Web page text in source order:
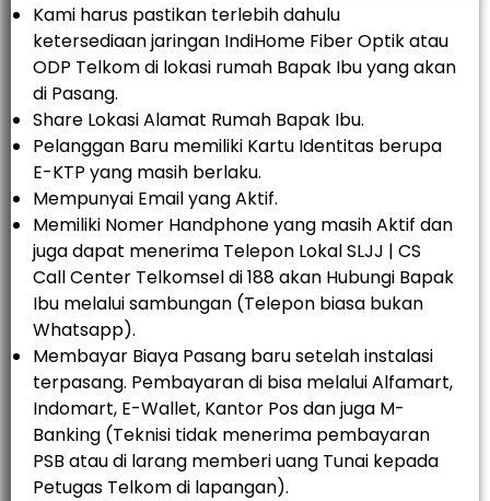
Kami harus pastikan terlebih dahulu
ketersediaan jaringan IndiHome Fiber Optik atau
ODP Telkom di lokasi rumah Bapak Ibu yang akan
di Pasang.
Share Lokasi Alamat Rumah Bapak Ibu.
Pelanggan Baru memiliki Kartu Identitas berupa
E-KTP yang masih berlaku.
Mempunyai Email yang Aktif.
Memiliki Nomer Handphone yang masih Aktif dan
juga dapat menerima Telepon Lokal SLJJ | CS
Call Center Telkomsel di 188 akan Hubungi Bapak
Ibu melalui sambungan (Telepon biasa bukan
Whatsapp).
Membayar Biaya Pasang baru setelah instalasi
terpasang. Pembayaran di bisa melalui Alfamart,
Indomart, E-Wallet, Kantor Pos dan juga M-
Banking (Teknisi tidak menerima pembayaran
PSB atau di larang memberi uang Tunai kepada
Petugas Telkom di lapangan).